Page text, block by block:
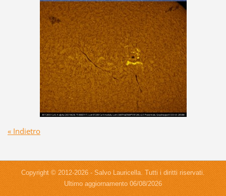
« Indietro
Copyright © 2012-2026 - Salvo Lauricella. Tutti i diritti riservati.
Ultimo aggiornamento 06/08/2026